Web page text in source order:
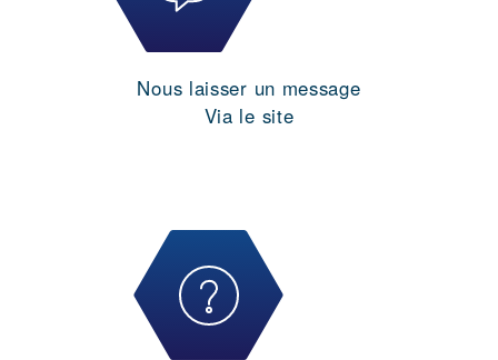
Nous laisser un message
Via le site